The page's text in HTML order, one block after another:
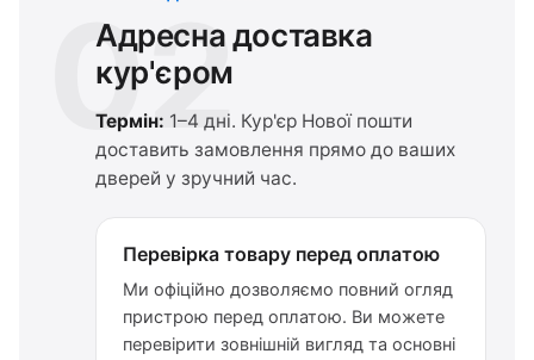
02
Адресна доставка
кур'єром
Термін: 1–4 дні. Кур'єр Нової пошти
доставить замовлення прямо до ваших
дверей у зручний час.
Перевірка товару перед оплатою
Ми офіційно дозволяємо повний огляд
пристрою перед оплатою. Ви можете
перевірити зовнішній вигляд та основні